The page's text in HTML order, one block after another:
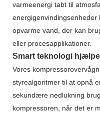
varmeenergi tabt til
opvarme vand, der kan
eller procesapplikationer.
Smart teknologi
Vores
styrealgoritmer til at opnå
sekundære nedlukning
kompressoren, når det er